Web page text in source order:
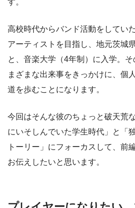
高校時代からバンド活動をしてい
アーティストを目指し、地元茨城
と、音楽大学（4年制）に入学。
まざまな出来事をきっかけに、個
道を歩むことになります。
今回はそんな彼のちょっと破天荒
にいそしんでいた学生時代」と「
トーリー」にフォーカスして、前
お伝えしたいと思います。